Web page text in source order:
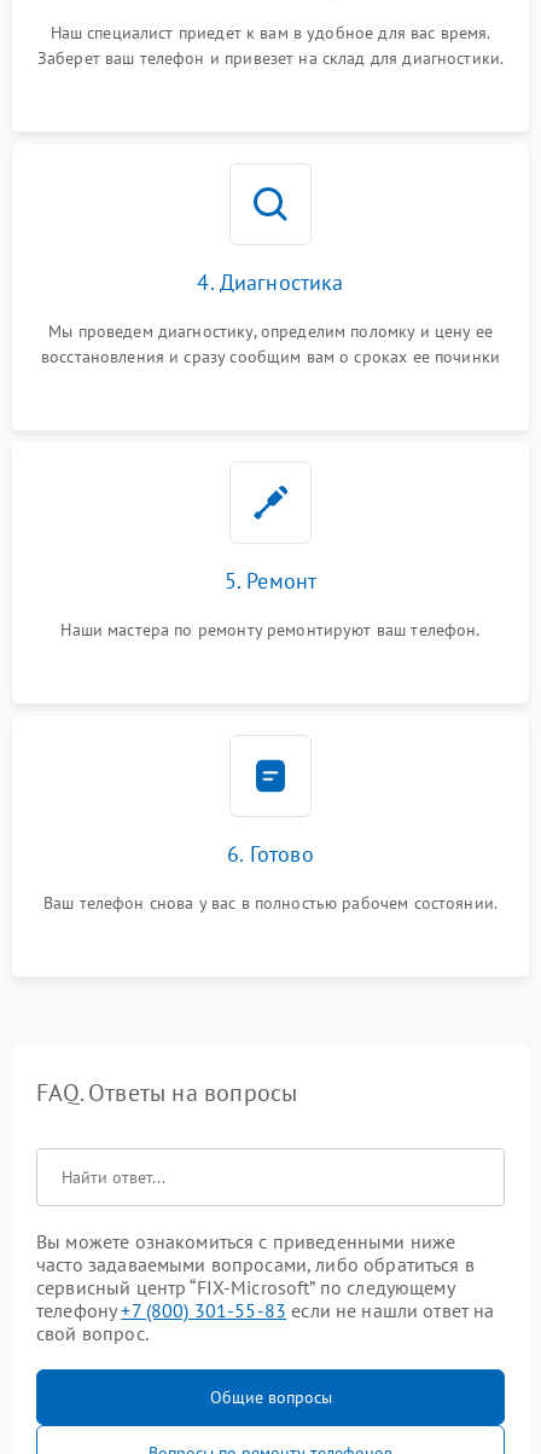
Наш специалист приедет к вам в удобное для вас время.
Заберет ваш телефон и привезет на склад для диагностики.
4. Диагностика
Мы проведем диагностику, определим поломку и цену ее
восстановления и сразу сообщим вам о сроках ее починки
5. Ремонт
Наши мастера по ремонту ремонтируют ваш телефон.
6. Готово
Ваш телефон снова у вас в полностью рабочем состоянии.
FAQ. Ответы на вопросы
Вы можете ознакомиться с приведенными ниже
часто задаваемыми вопросами, либо обратиться в
сервисный центр “FIX-Microsoft” по следующему
телефону+7 (800) 301-55-83 если не нашли ответ на
свой вопрос.
Общие вопросы